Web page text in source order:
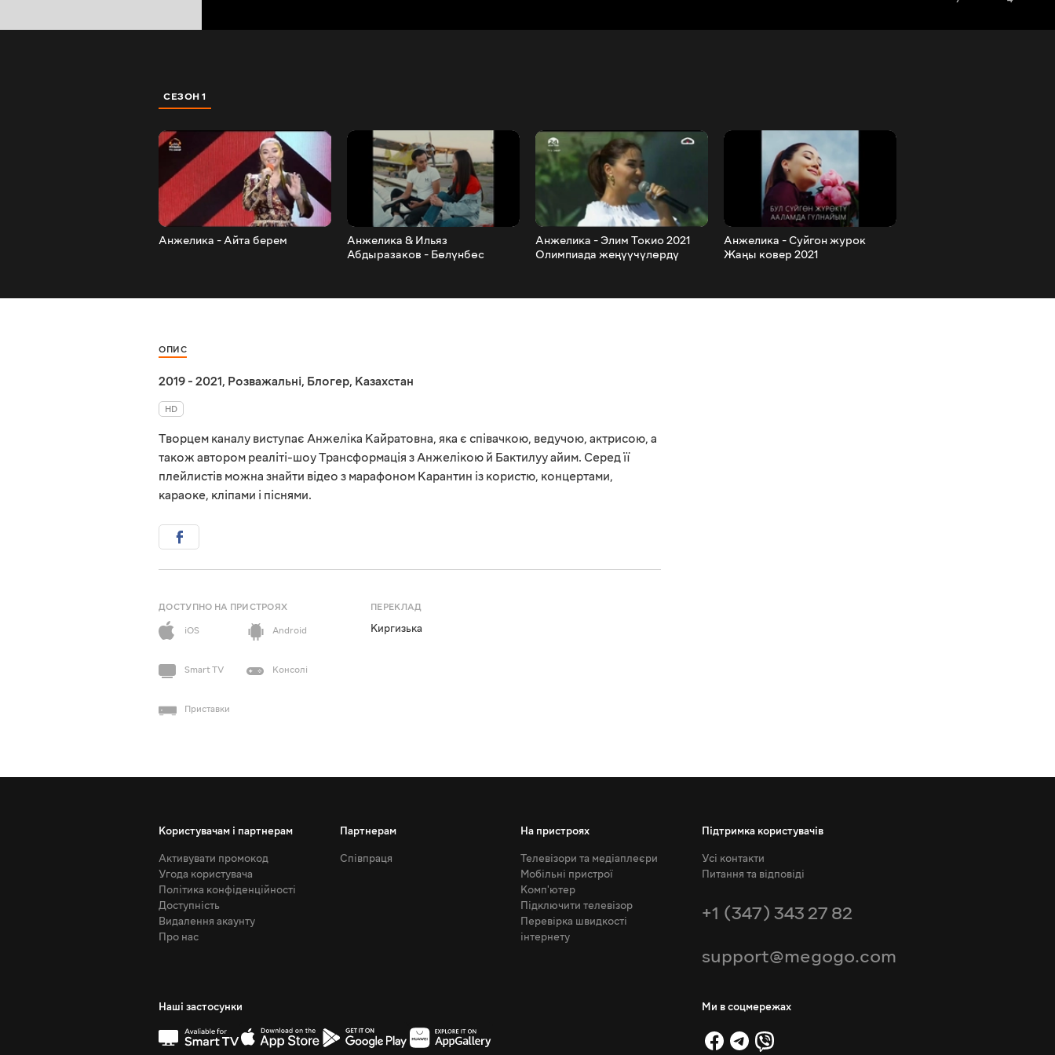
СЕЗОН 1
Анжелика - Айта берем
Анжелика & Ильяз
Абдыразаков - Бөлүнбөс
Анжелика - Элим Токио 2021
Олимпиада жеңүүчүлөрдү
Анжелика - Суйгон журок
Жаңы ковер 2021
ОПИС
2019 - 2021, Розважальні, Блогер, Казахстан
HD
Творцем каналу виступає Анжеліка Кайратовна, яка є співачкою, ведучою, актрисою, а
також автором реаліті-шоу Трансформація з Анжелікою й Бактилуу айим. Серед її
плейлистів можна знайти відео з марафоном Карантин із користю, концертами,
караоке, кліпами і піснями.
ДОСТУПНО НА ПРИСТРОЯХ
iOS
Android
Smart TV Консолі
Приставки
ПЕРЕКЛАД
Киргизька
Користувачам і партнерам
Активувати промокод
Угода користувача
Політика конфіденційності
Доступність
Видалення акаунту
Про нас
Партнерам
Співпраця
На пристроях
Телевізори та медіаплеєри
Мобільні пристрої
Комп'ютер
Підключити телевізор
Перевірка швидкості
інтернету
Підтримка користувачів
Усі контакти
Питання та відповіді
+1 (347) 343 27 82
support@megogo.com
Наші застосунки Ми в соцмережах